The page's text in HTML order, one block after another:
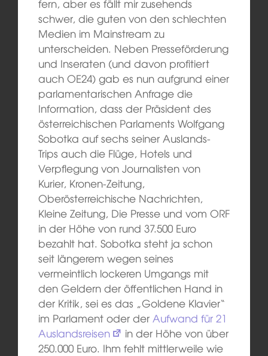
fern, aber es fällt mir zusehends
schwer, die guten von den schlechten
Medien im Mainstream zu
unterscheiden. Neben Presseförderung
und Inseraten (und davon profitiert
auch OE24) gab es nun aufgrund einer
parlamentarischen Anfrage die
Information, dass der Präsident des
österreichischen Parlaments Wolfgang
Sobotka auf sechs seiner Auslands-
Trips auch die Flüge, Hotels und
Verpflegung von Journalisten von
Kurier, Kronen-Zeitung,
Oberösterreichische Nachrichten,
Kleine Zeitung, Die Presse und vom ORF
in der Höhe von rund 37.500 Euro
bezahlt hat. Sobotka steht ja schon
seit längerem wegen seines
vermeintlich lockeren Umgangs mit
den Geldern der öffentlichen Hand in
der Kritik, sei es das „Goldene Klavier“
im Parlament oder der Aufwand für 21
Auslandsreisen
in der Höhe von über
250.000 Euro. Ihm fehlt mittlerweile wie